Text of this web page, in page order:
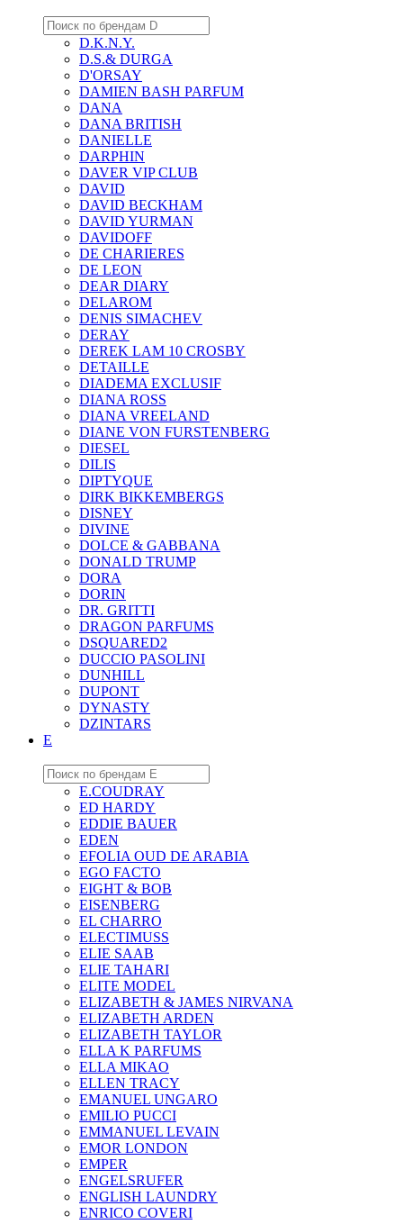
D.K.N.Y.
D.S.& DURGA
D'ORSAY
DAMIEN BASH PARFUM
DANA
DANA BRITISH
DANIELLE
DARPHIN
DAVER VIP CLUB
DAVID
DAVID BECKHAM
DAVID YURMAN
DAVIDOFF
DE CHARIERES
DE LEON
DEAR DIARY
DELAROM
DENIS SIMACHEV
DERAY
DEREK LAM 10 CROSBY
DETAILLE
DIADEMA EXCLUSIF
DIANA ROSS
DIANA VREELAND
DIANE VON FURSTENBERG
DIESEL
DILIS
DIPTYQUE
DIRK BIKKEMBERGS
DISNEY
DIVINE
DOLCE & GABBANA
DONALD TRUMP
DORA
DORIN
DR. GRITTI
DRAGON PARFUMS
DSQUARED2
DUCCIO PASOLINI
DUNHILL
DUPONT
DYNASTY
DZINTARS
E
E.COUDRAY
ED HARDY
EDDIE BAUER
EDEN
EFOLIA OUD DE ARABIA
EGO FACTO
EIGHT & BOB
EISENBERG
EL CHARRO
ELECTIMUSS
ELIE SAAB
ELIE TAHARI
ELITE MODEL
ELIZABETH & JAMES NIRVANA
ELIZABETH ARDEN
ELIZABETH TAYLOR
ELLA K PARFUMS
ELLA MIKAO
ELLEN TRACY
EMANUEL UNGARO
EMILIO PUCCI
EMMANUEL LEVAIN
EMOR LONDON
EMPER
ENGELSRUFER
ENGLISH LAUNDRY
ENRICO COVERI